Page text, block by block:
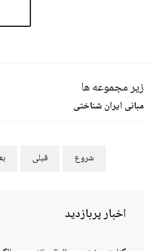
زیر مجموعه ها
مبانی ایران شناختی
شروع قبلی
اخبارپربازدید